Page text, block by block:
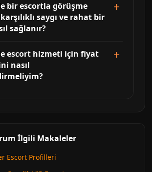
bir escortla görüşme
saygı ve rahat bir
sağlanır?
escort hizmeti için fiyat
nasıl
İlgili Makaleler
Escort Profilleri